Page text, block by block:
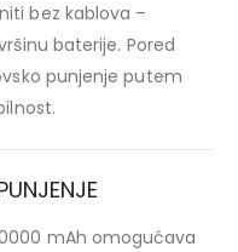
bez kablova –
baterije. Pored
punjenje putem
mAh omogućava